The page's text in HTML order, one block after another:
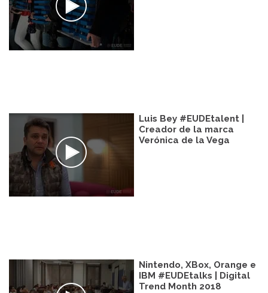
Luis Bey #EUDEtalent |
Creador de la marca
Verónica de la Vega
Nintendo, XBox, Orange e
IBM #EUDEtalks | Digital
Trend Month 2018